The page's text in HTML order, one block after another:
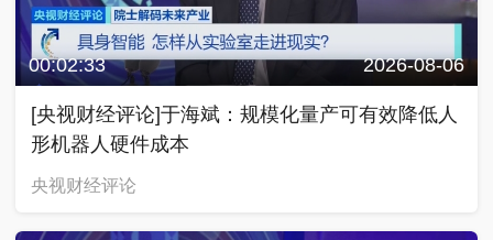
00:02:33 2026-08-06
[央视财经评论]于海斌：规模化量产可有效降低人
形机器人硬件成本
央视财经评论